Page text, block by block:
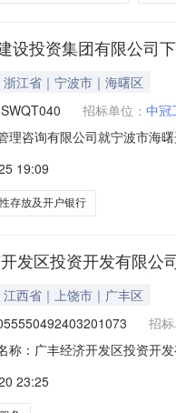
设投资集团有限公司
浙江省｜宁波市｜海曙区
招标单位： 中冠
理咨询有限公司就宁波市海
三批）三、招标公告发布日
19:09
存放及开户银行
发区投资开发有限公
江西省｜上饶市｜广丰区
招标
称：广丰经济开发区投资开
用按财审价为基数取费为准
23:25